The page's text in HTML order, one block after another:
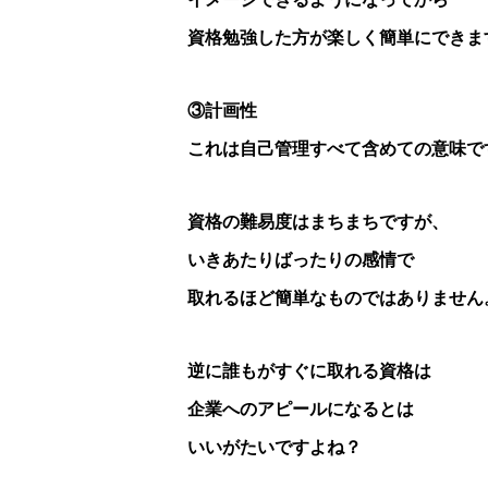
資格勉強した方が楽しく簡単にできま
③計画性
これは自己管理すべて含めての意味で
資格の難易度はまちまちですが、
いきあたりばったりの感情で
取れるほど簡単なものではありません
逆に誰もがすぐに取れる資格は
企業へのアピールになるとは
いいがたいですよね？